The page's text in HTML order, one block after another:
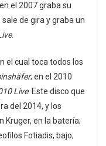
el 2007 graba su
de gira y graba un
.
el cual toca todos los
; en el 2010
Live. Este disco que
del 2014, y los
Kruger, en la batería;
Fotiadis, bajo;